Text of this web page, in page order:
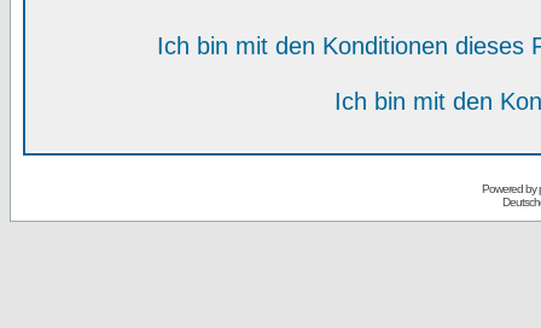
Ich bin mit den Konditionen dieses
Ich bin mit den
Powered by